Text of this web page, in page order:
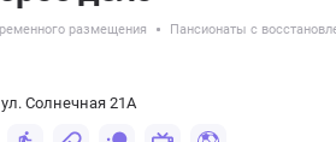
размещения Пансионаты с
Солнечная 21А